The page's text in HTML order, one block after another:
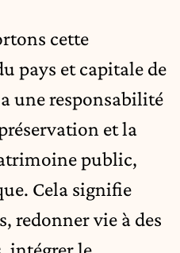
cette
pays et capitale de
une responsabilité
et la
public,
Cela signifie
redonner vie à des